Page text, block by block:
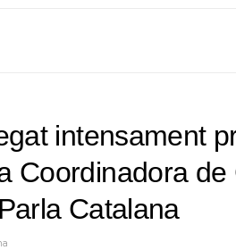
intensament
Coordinadora de
Catalana